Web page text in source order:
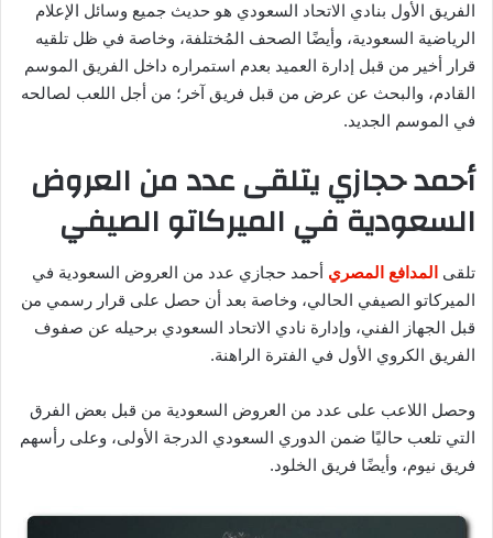
ا
الفريق الأول بنادي الاتحاد السعودي هو حديث جميع وسائل الإعلام
الرياضية السعودية، وأيضًا الصحف المُختلفة، وخاصة في ظل تلقيه
قرار أخير من قبل إدارة العميد بعدم استمراره داخل الفريق الموسم
القادم، والبحث عن عرض من قبل فريق آخر؛ من أجل اللعب لصالحه
في الموسم الجديد.
أحمد حجازي يتلقى عدد من العروض
السعودية في الميركاتو الصيفي
تلقى المدافع المصري أحمد حجازي عدد من العروض السعودية في
الميركاتو الصيفي الحالي، وخاصة بعد أن حصل على قرار رسمي من
قبل الجهاز الفني، وإدارة نادي الاتحاد السعودي برحيله عن صفوف
الفريق الكروي الأول في الفترة الراهنة.
وحصل اللاعب على عدد من العروض السعودية من قبل بعض الفرق
التي تلعب حاليًا ضمن الدوري السعودي الدرجة الأولى، وعلى رأسهم
فريق نيوم، وأيضًا فريق الخلود.